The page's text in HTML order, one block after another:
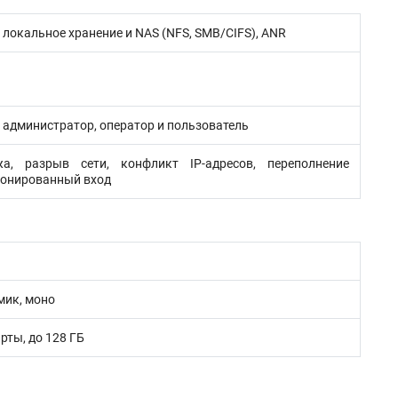
хранение и NAS (NFS, SMB/CIFS), ANR
оператор и пользователь
разрыв сети, конфликт IP-адресов, переполнение
вход
моно
до 128 ГБ